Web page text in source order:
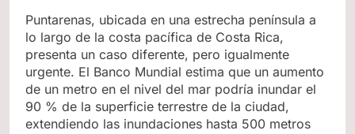
Puntarenas, ubicada en una estrecha península a
lo largo de la costa pacífica de Costa Rica,
presenta un caso diferente, pero igualmente
urgente. El Banco Mundial estima que un aumento
de un metro en el nivel del mar podría inundar el
90 % de la superficie terrestre de la ciudad,
extendiendo las inundaciones hasta 500 metros